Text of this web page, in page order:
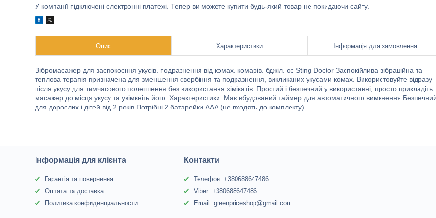
У компанії підключені електронні платежі. Тепер ви можете купити будь-який товар не покидаючи сайту.
Опис Характеристики Інформація для замовлення
Вібромасажер для заспокоєння укусів, подразнення від комах, комарів, бджіл, ос Sting Doctor Заспокійлива вібраційна та
теплова терапія призначена для зменшення свербіння та подразнення, викликаних укусами комах. Використовуйте відразу
після укусу для тимчасового полегшення без використання хімікатів. Простий і безпечний у використанні, просто прикладіть
масажер до місця укусу та увімкніть його. Характеристики: Має вбудований таймер для автоматичного вимкнення
для дорослих і дітей від 2 років Потрібні 2 батарейки ААА (не входять до комплекту)
Інформація для клієнта
Гарантія та повернення
Оплата та доставка
Политика конфиденциальности
Контакти
Телефон: +380688647486
Viber: +380688647486
Email: greenpriceshop@gmail.com